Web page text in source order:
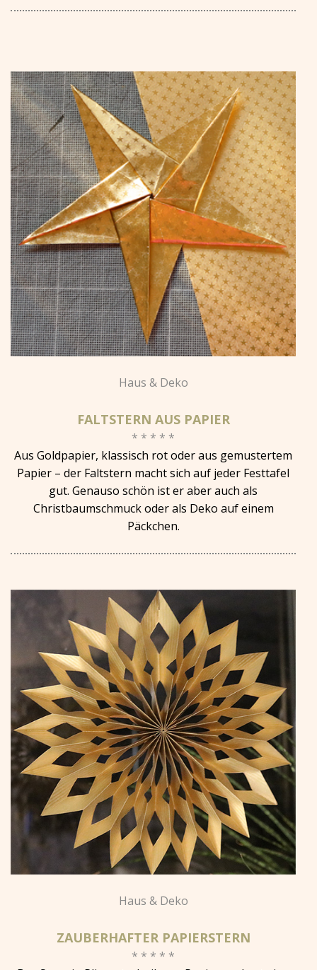
Haus & Deko
FALTSTERN AUS PAPIER
* * * * *
Aus Goldpapier, klassisch rot oder aus gemustertem
Papier – der Faltstern macht sich auf jeder Festtafel
gut. Genauso schön ist er aber auch als
Christbaumschmuck oder als Deko auf einem
Päckchen.
Haus & Deko
ZAUBERHAFTER PAPIERSTERN
* * * * *